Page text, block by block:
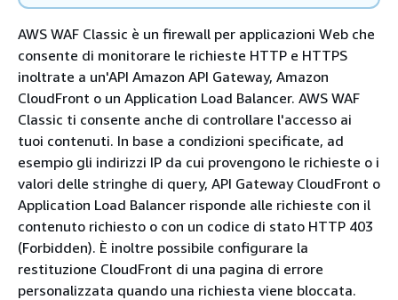
AWS WAF Classic è un firewall per applicazioni Web che
consente di monitorare le richieste HTTP e HTTPS
inoltrate a un'API Amazon API Gateway, Amazon
CloudFront o un Application Load Balancer. AWS WAF
Classic ti consente anche di controllare l'accesso ai
tuoi contenuti. In base a condizioni specificate, ad
esempio gli indirizzi IP da cui provengono le richieste o i
valori delle stringhe di query, API Gateway CloudFront o
Application Load Balancer risponde alle richieste con il
contenuto richiesto o con un codice di stato HTTP 403
(Forbidden). È inoltre possibile configurare la
restituzione CloudFront di una pagina di errore
personalizzata quando una richiesta viene bloccata.